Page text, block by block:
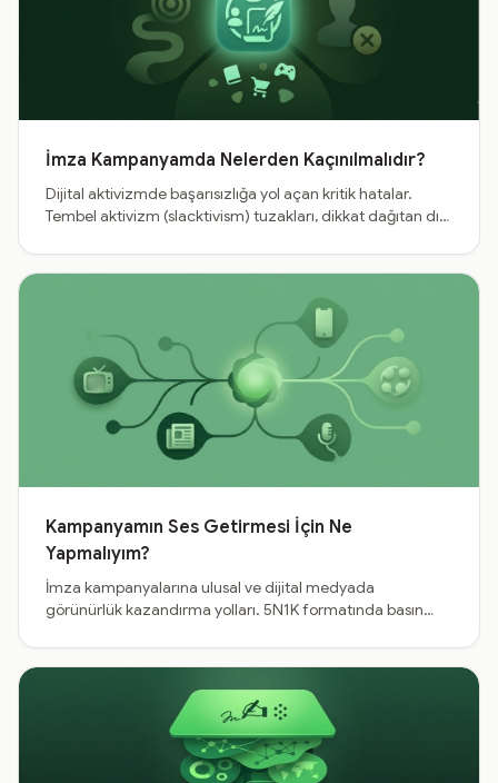
İmza Kampanyamda Nelerden Kaçınılmalıdır?
Dijital aktivizmde başarısızlığa yol açan kritik hatalar.
Tembel aktivizm (slacktivism) tuzakları, dikkat dağıtan dış
kaçınma yolları.
Kampanyamın Ses Getirmesi İçin Ne
Yapmalıyım?
İmza kampanyalarına ulusal ve dijital medyada
görünürlük kazandırma yolları. 5N1K formatında basın
kuralıyla topluluk yönetimi.